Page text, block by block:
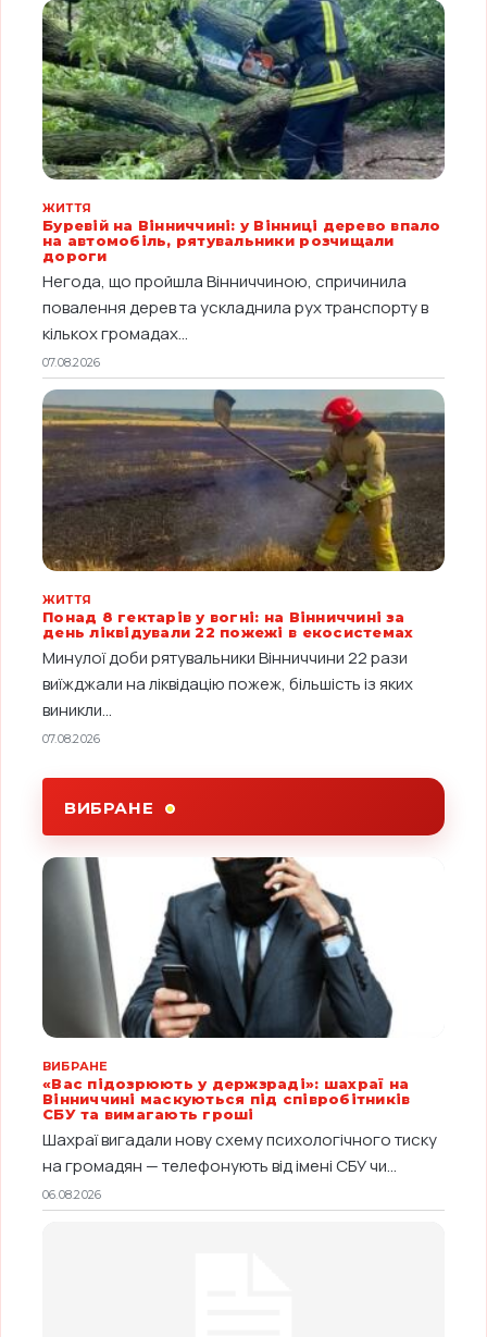
ЖИТТЯ
Буревій на Вінниччині: у Вінниці дерево впало
на автомобіль, рятувальники розчищали
дороги
Негода, що пройшла Вінниччиною, спричинила
повалення дерев та ускладнила рух транспорту в
кількох громадах...
07.08.2026
ЖИТТЯ
Понад 8 гектарів у вогні: на Вінниччині за
день ліквідували 22 пожежі в екосистемах
Минулої доби рятувальники Вінниччини 22 рази
виїжджали на ліквідацію пожеж, більшість із яких
виникли...
07.08.2026
ВИБРАНЕ
ВИБРАНЕ
«Вас підозрюють у держзраді»: шахраї на
Вінниччині маскуються під співробітників
СБУ та вимагають гроші
Шахраї вигадали нову схему психологічного тиску
на громадян — телефонують від імені СБУ чи...
06.08.2026